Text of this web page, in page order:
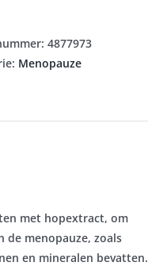
4877973
Menopauze
met hopextract, om
de menopauze, zoals
en mineralen bevatten.